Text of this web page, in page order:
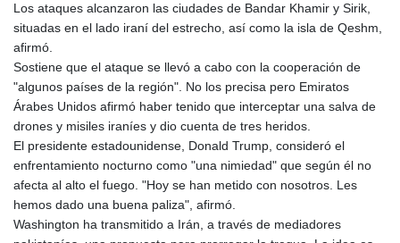
JPY 182.556612
KES 149.22293
KHR
4679.608344
KMF 492.565076
KRW 1640.91172
KWD 0.357128
KYD 0.961103
KZT 540.432993
LAK
26058.000902
Los ataques alcanzaron las ciudades de Bandar Khamir y Sirik,
situadas en el lado iraní del estrecho, así como la isla de Qeshm,
afirmó.
Sostiene que el ataque se llevó a cabo con la cooperación de
"algunos países de la región". No los precisa pero Emiratos
Árabes Unidos afirmó haber tenido que interceptar una salva de
drones y misiles iraníes y dio cuenta de tres heridos.
El presidente estadounidense, Donald Trump, consideró el
enfrentamiento nocturno como "una nimiedad" que según él no
afecta al alto el fuego. "Hoy se han metido con nosotros. Les
hemos dado una buena paliza", afirmó.
Washington ha transmitido a Irán, a través de mediadores